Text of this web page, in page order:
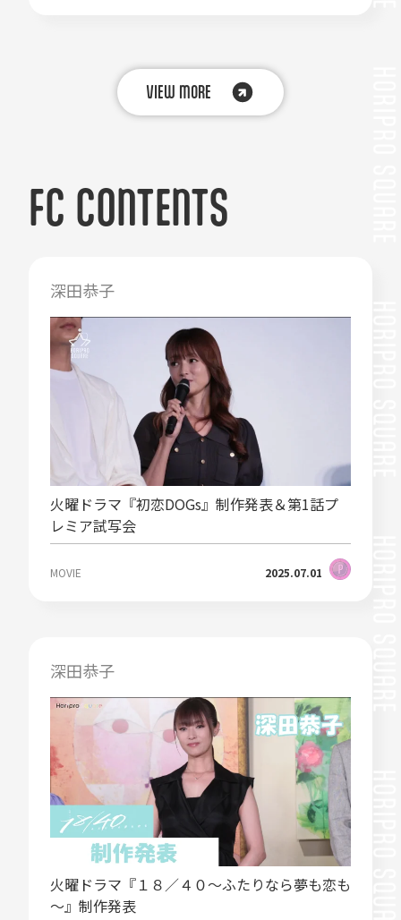
VIEW MORE
FC CONTENTS
深田恭子
火曜ドラマ『初恋DOGs』制作発表＆第1話プ
レミア試写会
MOVIE 2025.07.01
深田恭子
火曜ドラマ『１８／４０～ふたりなら夢も恋も
～』制作発表